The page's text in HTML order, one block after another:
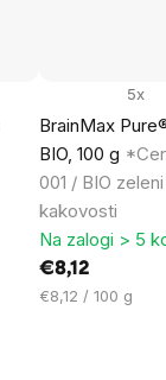
BrainMax
BIO, 100 g
001 / BIO
kakovosti
5x
Na zalogi > 5
€8,12
Cena
€8,12 / 100 g